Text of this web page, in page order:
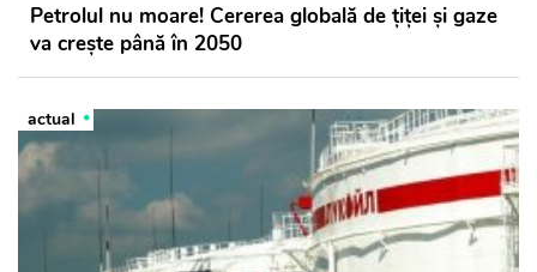
Petrolul nu moare! Cererea globală de țiței și gaze
va crește până în 2050
actual